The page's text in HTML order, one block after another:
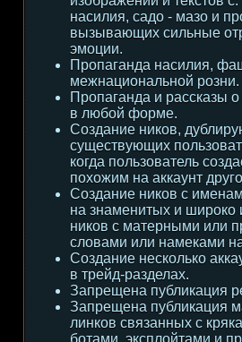
насилия, садо - мазо и
вызывающих сильные
эмоции.
Пропаганда насилия,
межнациональной розни.
Пропаганда и рассказы
в любой форме.
Создание ников,
существующих
когда пользователь
похожим на аккаунт
Создание ников с
на знаменитых и широко
ников с матерными или
словами или намеками
Создание несколько
в трейд-разделах.
Запрещена публикация
Запрещена публикация
линков связанных с
ботами, эксплойтами и